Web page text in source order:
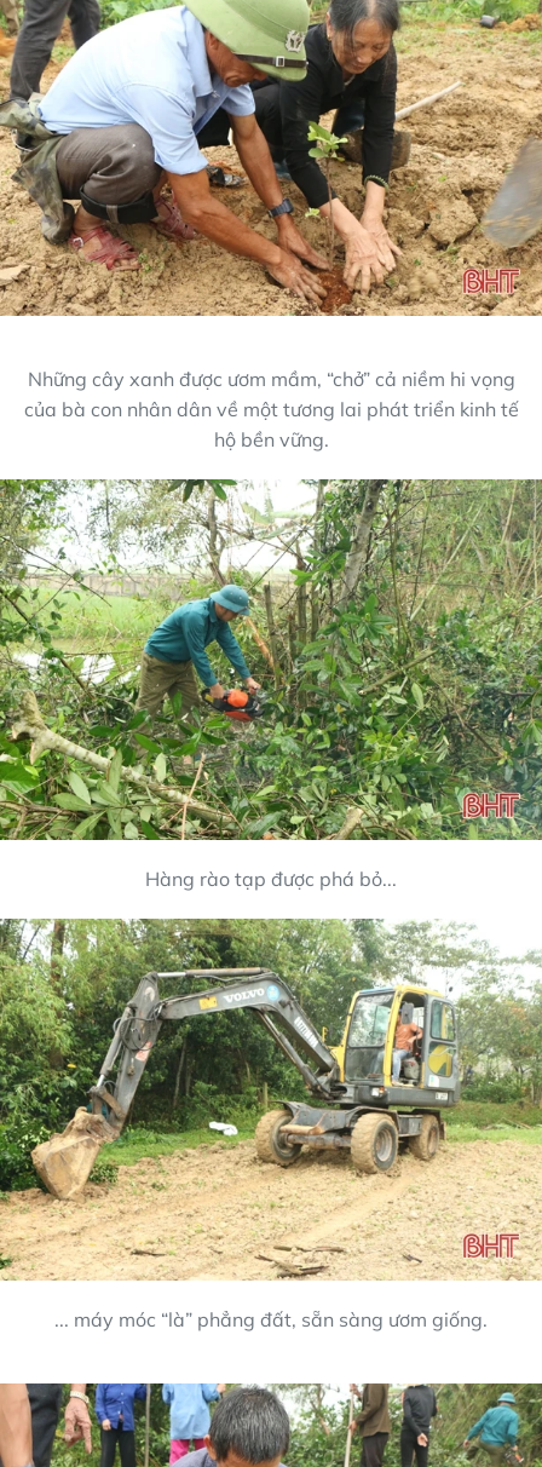
Những cây xanh được ươm mầm, “chở” cả niềm hi vọng
của bà con nhân dân về một tương lai phát triển kinh tế
hộ bền vững.
Hàng rào tạp được phá bỏ...
... máy móc “là” phẳng đất, sẵn sàng ươm giống.